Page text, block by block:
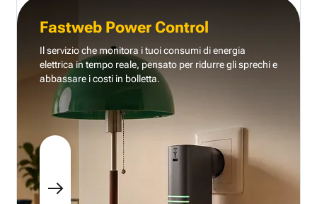
Fastweb Power Control
Il servizio che monitora i tuoi consumi di energia
elettrica in tempo reale, pensato per ridurre gli sprechi e
abbassare i costi in bolletta.